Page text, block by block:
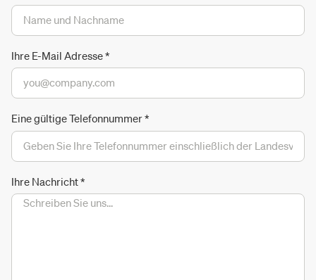
Ihre E-Mail Adresse*
Eine gültige Telefonnummer*
Ihre Nachricht*